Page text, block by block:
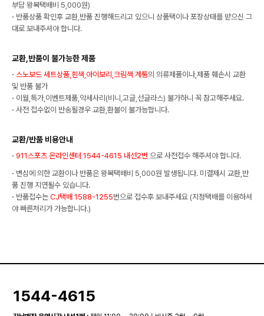
부담 왕복택배비 5,000원)
· 반품상품 확인후 교환,반품 진행해드리고 있으니 상품택이나 포장상태를 받으신 그
대로 보내주셔야 합니다.
교환,반품이 불가능한 제품
· 스노보드 세트상품,흰색,아이보리,크림색 계통의 의류제품이나,제품 훼손시 교환
및 반품 불가
· 이월,특가,이벤트제품,악세사리(비니,고글,선글라스) 불가하니 꼭 참고해주세요.
· 사전 접수없이 반송될경우 교환,환불이 불가능합니다.
교환/반품 비용안내
· 911스포츠 온라인센터 1544-4615 내선2번 으로 사전접수 해주셔야 합니다.
· 변심에 의한 교환이나 반품은 왕복택배비 5,000원 발생됩니다. 미결제시 교환,반
품 진행 지연될수 있습니다.
· 반품접수는 CJ택배 1588-1255번으로 접수후 보내주세요 (지정택배를 이용하셔
야 빠른처리가 가능합니다.)
1544-4615